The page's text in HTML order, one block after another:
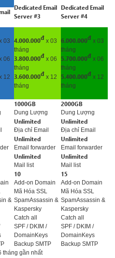
Dedicated Email
Server #3
Dedicated Email
Server #4
03
06
12
4.000.000đ x 03
tháng
3.800.000đ x 06
tháng
3.600.000đ x 12
tháng
6.000.000đ x 03
tháng
5.700.000đ x 06
tháng
5.400.000đ x 12
tháng
1000GB
Dung Lượng
2000GB
Dung Lượng
Unlimited
Địa chỉ Email
Unlimited
Địa chỉ Email
Unlimited
Email forwarder
Unlimited
Email forwarder
Unlimited
Mail list
Unlimited
Mail list
10
Add-on Domain
15
Add-on Domain
Mã Hóa SSL
Mã Hóa SSL
& SpamAssassin &
Kaspersky
SpamAssassin &
Kaspersky
Catch all
Catch all
SPF / DKIM /
DomainKeys
SPF / DKIM /
DomainKeys
Backup SMTP
Backup SMTP
tháng gần nhất